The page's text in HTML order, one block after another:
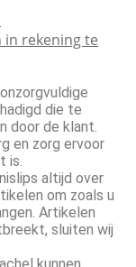
rekening te
die te
door de klant.
en zorg ervoor
is.
altijd over
om zoals u
Artikelen
sluiten wij
kunnen